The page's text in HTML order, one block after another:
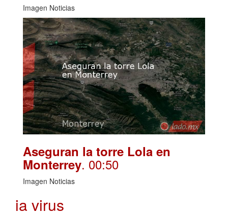
Imagen Noticias
Aseguran la torre Lola en
Monterrey. 00:50
Imagen Noticias
ia virus